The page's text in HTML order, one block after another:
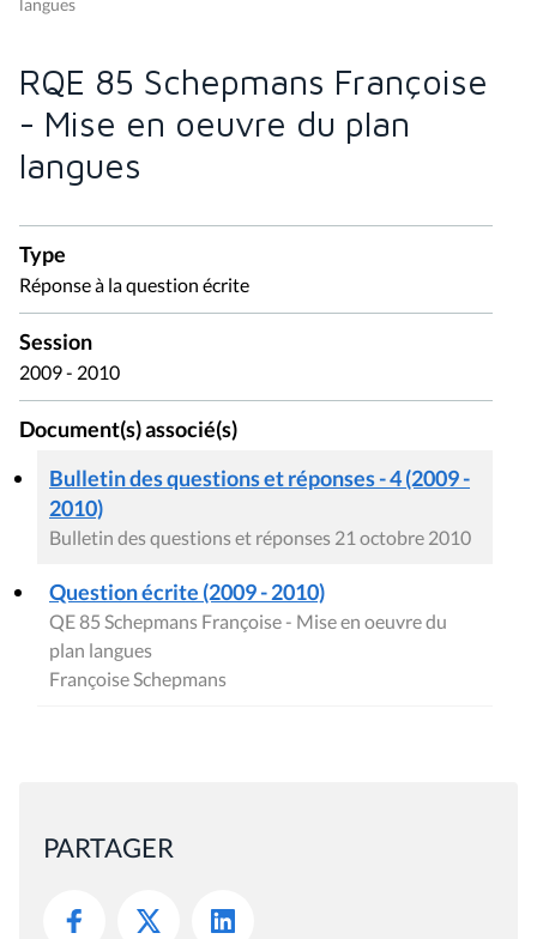
langues
RQE 85 Schepmans Françoise
- Mise en oeuvre du plan
langues
Type
Réponse à la question écrite
Session
2009 - 2010
Document(s) associé(s)
Bulletin des questions et réponses - 4 (2009 -
2010)
Bulletin des questions et réponses 21 octobre 2010
Question écrite (2009 - 2010)
QE 85 Schepmans Françoise - Mise en oeuvre du
plan langues
Françoise Schepmans
PARTAGER